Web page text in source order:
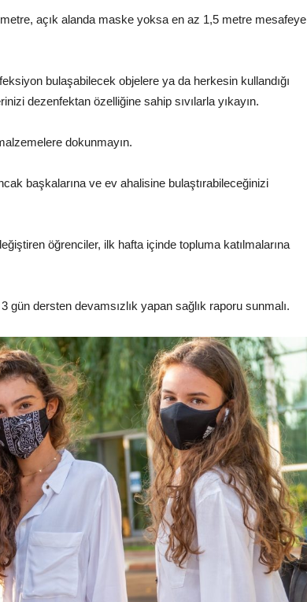
açık alanda maske yoksa en az 1,5 metre mesafeye
bulaşabilecek objelere ya da herkesin kullandığı
dezenfektan özelliğine sahip sıvılarla yıkayın.
dokunmayın.
başkalarına ve ev ahalisine bulaştırabileceğinizi
öğrenciler, ilk hafta içinde topluma katılmalarına
dersten devamsızlık yapan sağlık raporu sunmalı.